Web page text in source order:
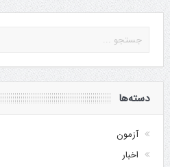
دسته‌ها
آزمون
اخبار